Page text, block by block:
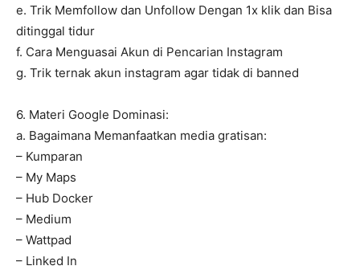
e. Trik Memfollow dan Unfollow Dengan 1x klik dan Bisa
ditinggal tidur
f. Cara Menguasai Akun di Pencarian Instagram
g. Trik ternak akun instagram agar tidak di banned
6. Materi Google Dominasi:
a. Bagaimana Memanfaatkan media gratisan:
– Kumparan
– My Maps
– Hub Docker
– Medium
– Wattpad
– Linked In